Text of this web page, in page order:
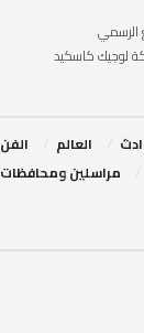
الرسمي
لوجيك كاسكيد
‏العالم الفن
مراسلين ومحافظات